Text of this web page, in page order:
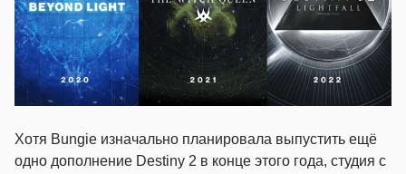
Хотя Bungie изначально планировала выпустить ещё
одно дополнение Destiny 2 в конце этого года, студия с